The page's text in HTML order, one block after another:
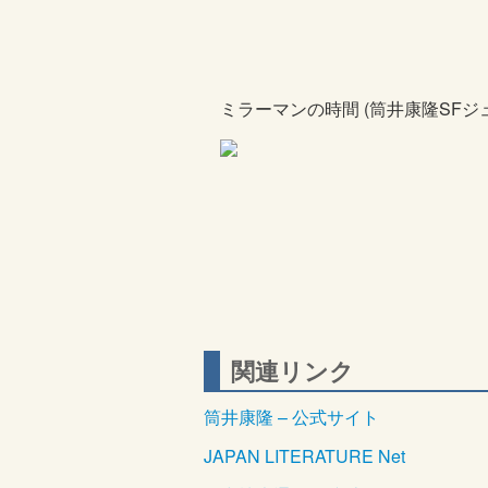
ミラーマンの時間 (筒井康隆SF
関連リンク
筒井康隆 – 公式サイト
JAPAN LITERATURE Net